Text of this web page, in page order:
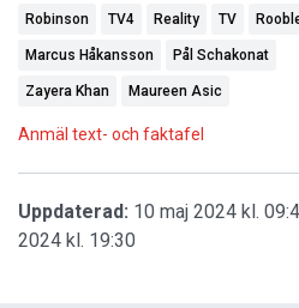
Robinson TV4 Reality TV
Marcus Håkansson Pål Schakonat
Zayera Khan Maureen Asic
Anmäl text- och faktafel
Uppdaterad: 10 maj 2024 kl.
2024 kl. 19:30